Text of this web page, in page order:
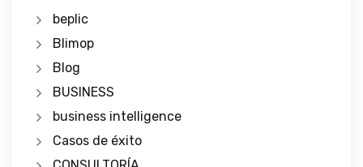
beplic
Blimop
Blog
BUSINESS
business intelligence
Casos de éxito